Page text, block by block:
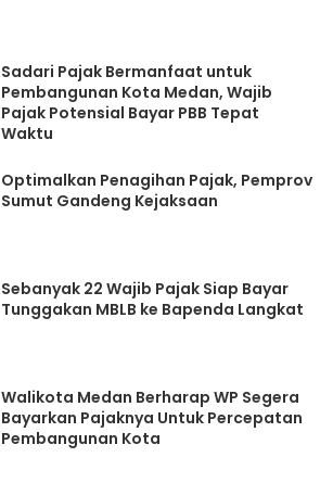
Sadari Pajak Bermanfaat untuk
Pembangunan Kota Medan, Wajib
Pajak Potensial Bayar PBB Tepat
Waktu
Optimalkan Penagihan Pajak, Pemprov
Sumut Gandeng Kejaksaan
Sebanyak 22 Wajib Pajak Siap Bayar
Tunggakan MBLB ke Bapenda Langkat
Walikota Medan Berharap WP Segera
Bayarkan Pajaknya Untuk Percepatan
Pembangunan Kota